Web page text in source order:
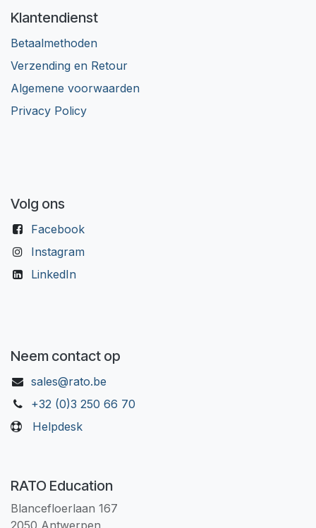
Klantendienst
Betaalmethoden
Verzending en Retour
Algemene voorwaarden
Privacy Policy
Volg ons
Facebook
Instagram
LinkedIn
Neem contact op
sales@rato.be
+32 (0)3 250 66 70
Helpdesk
RATO Education
Blancefloerlaan 167
2050 Antwerpen